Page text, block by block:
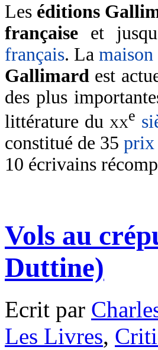
Les éditions
française et
français. La
Gallimard est
des plus
littérature du xxe
constitué de 35 prix
10 écrivains
Vols au
Duttine)
Ecrit par
Les Livres,